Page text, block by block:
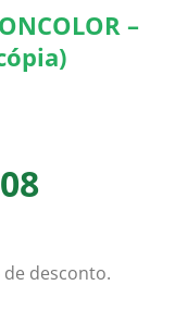
–
O
preço
é:
R$31,08.
de desconto.